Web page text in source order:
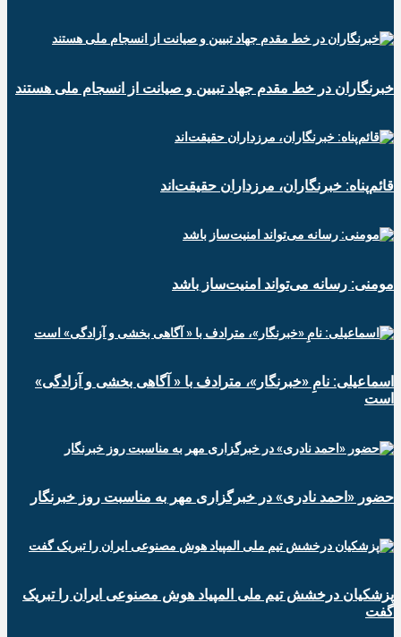
خبرنگاران در خط مقدم جهاد تبیین و صیانت از انسجام ملی هستند
قائم‌پناه: ‏خبرنگاران، مرزداران حقیقت‌اند
مومنی: رسانه می‌تواند امنیت‌ساز باشد
اسماعیلی: نامِ «خبرنگار»، مترادف با « آگاهی بخشی و آزادگی»
است
حضور «احمد نادری» در خبرگزاری مهر به مناسبت روز خبرنگار
پزشکیان درخشش تیم ملی المپیاد هوش مصنوعی ایران را تبریک
گفت